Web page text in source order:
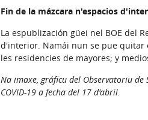
Fin de la mázcara n'espacios
La espublización güei nel BOE del
d'interior. Namái nun se pue quitar
les residencies de mayores; y
Na imaxe, gráficu del Observatoriu
COVID-19 a fecha del 17 d'abril.